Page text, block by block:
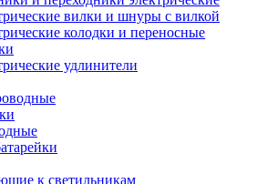
вилки и шнуры с вилкой
колодки и переносные
удлинители
к светильникам